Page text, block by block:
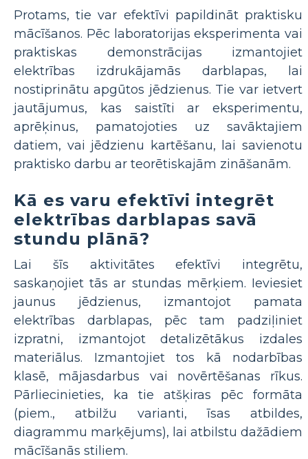
Protams, tie var efektīvi papildināt praktisku
mācīšanos. Pēc laboratorijas eksperimenta vai
praktiskas demonstrācijas izmantojiet
elektrības izdrukājamās darblapas, lai
nostiprinātu apgūtos jēdzienus. Tie var ietvert
jautājumus, kas saistīti ar eksperimentu,
aprēķinus, pamatojoties uz savāktajiem
datiem, vai jēdzienu kartēšanu, lai savienotu
praktisko darbu ar teorētiskajām zināšanām.
Kā es varu efektīvi integrēt
elektrības darblapas savā
stundu plānā?
Lai šīs aktivitātes efektīvi integrētu,
saskaņojiet tās ar stundas mērķiem. Ieviesiet
jaunus jēdzienus, izmantojot pamata
elektrības darblapas, pēc tam padziļiniet
izpratni, izmantojot detalizētākus izdales
materiālus. Izmantojiet tos kā nodarbības
klasē, mājasdarbus vai novērtēšanas rīkus.
Pārliecinieties, ka tie atšķiras pēc formāta
(piem., atbilžu varianti, īsas atbildes,
diagrammu marķējums), lai atbilstu dažādiem
mācīšanās stiliem.